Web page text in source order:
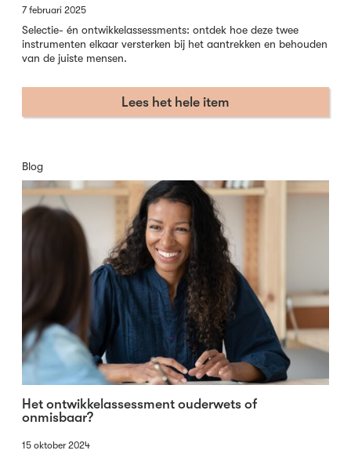
7 februari 2025
Selectie- én ontwikkelassessments: ontdek hoe deze twee
instrumenten elkaar versterken bij het aantrekken en behouden
van de juiste mensen.
Lees het hele item
Blog
Het ontwikkelassessment ouderwets of
onmisbaar?
15 oktober 2024